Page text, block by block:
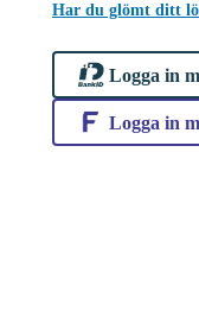
Har du glömt ditt
Logga in
Logga in